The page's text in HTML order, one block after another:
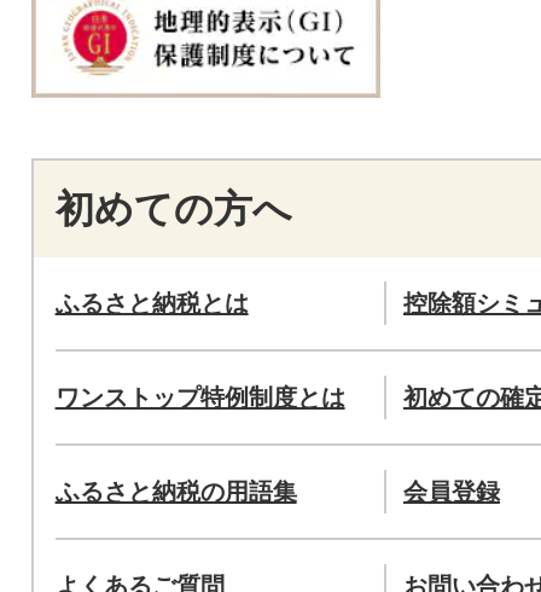
初めての方へ
ふるさと納税とは 控除額シミ
ワンストップ特例制度とは 初めての確
ふるさと納税の用語集 会員登録
よくあるご質問 お問い合わ